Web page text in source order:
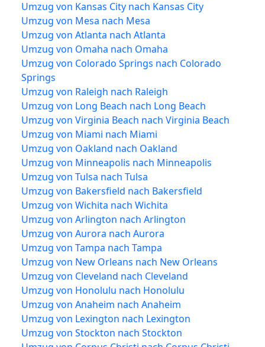
Umzug von Kansas City nach Kansas City
Umzug von Mesa nach Mesa
Umzug von Atlanta nach Atlanta
Umzug von Omaha nach Omaha
Umzug von Colorado Springs nach Colorado
Springs
Umzug von Raleigh nach Raleigh
Umzug von Long Beach nach Long Beach
Umzug von Virginia Beach nach Virginia Beach
Umzug von Miami nach Miami
Umzug von Oakland nach Oakland
Umzug von Minneapolis nach Minneapolis
Umzug von Tulsa nach Tulsa
Umzug von Bakersfield nach Bakersfield
Umzug von Wichita nach Wichita
Umzug von Arlington nach Arlington
Umzug von Aurora nach Aurora
Umzug von Tampa nach Tampa
Umzug von New Orleans nach New Orleans
Umzug von Cleveland nach Cleveland
Umzug von Honolulu nach Honolulu
Umzug von Anaheim nach Anaheim
Umzug von Lexington nach Lexington
Umzug von Stockton nach Stockton